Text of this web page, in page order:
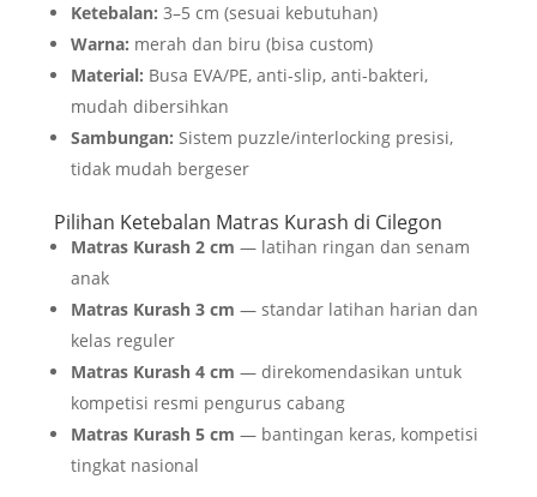
Ketebalan: 3–5 cm (sesuai kebutuhan)
Warna: merah dan biru (bisa custom)
Material: Busa EVA/PE, anti-slip, anti-bakteri,
mudah dibersihkan
Sambungan: Sistem puzzle/interlocking presisi,
tidak mudah bergeser
Pilihan Ketebalan Matras Kurash di Cilegon
Matras Kurash 2 cm — latihan ringan dan senam
anak
Matras Kurash 3 cm — standar latihan harian dan
kelas reguler
Matras Kurash 4 cm — direkomendasikan untuk
kompetisi resmi pengurus cabang
Matras Kurash 5 cm — bantingan keras, kompetisi
tingkat nasional